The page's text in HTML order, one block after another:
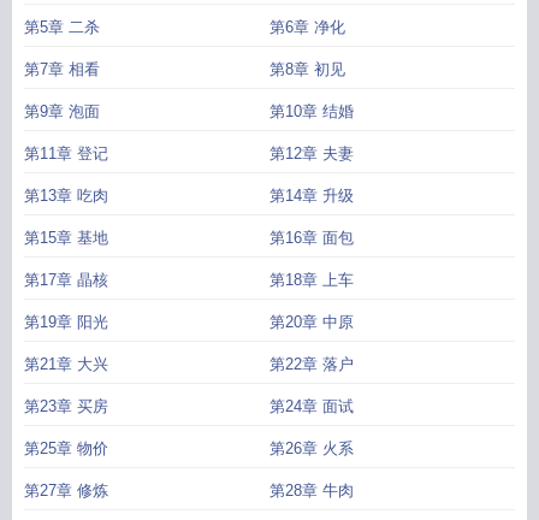
第5章 二杀 第6章 净化
第7章 相看 第8章 初见
第9章 泡面 第10章 结婚
第11章 登记 第12章 夫妻
第13章 吃肉 第14章 升级
第15章 基地 第16章 面包
第17章 晶核 第18章 上车
第19章 阳光 第20章 中原
第21章 大兴 第22章 落户
第23章 买房 第24章 面试
第25章 物价 第26章 火系
第27章 修炼 第28章 牛肉